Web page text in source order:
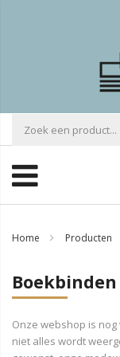
Home Producten
Onze webshop is
niet alles wordt